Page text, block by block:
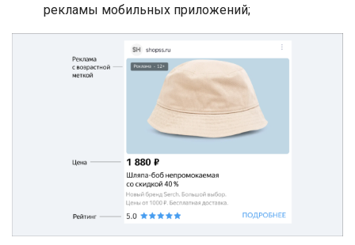
рекламы мобильных приложений;